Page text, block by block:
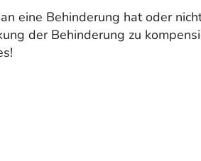
eine Behinderung hat oder
der Behinderung zu